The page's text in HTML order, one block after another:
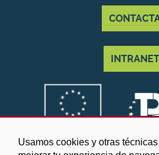
Usamos cookies y otras
INTRANET